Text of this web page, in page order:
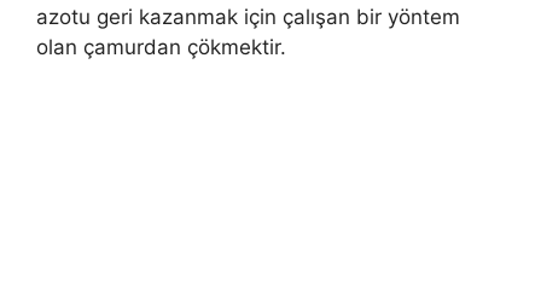
azotu geri kazanmak için çalışan bir yöntem
olan çamurdan çökmektir.